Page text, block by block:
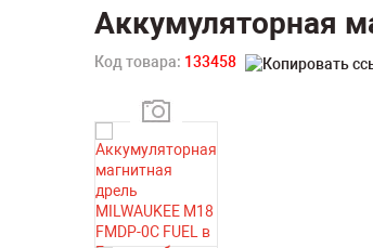
Аккумуляторная
Код товара: 133458